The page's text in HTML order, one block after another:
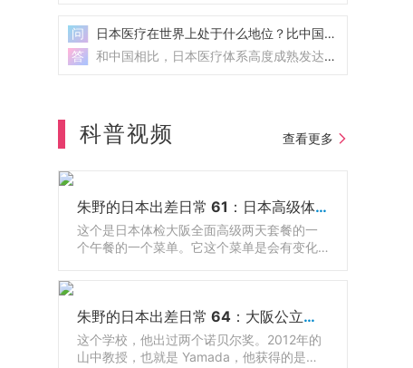
问
日本医疗在世界上处于什么地位？比中国好多少？
答
和中国相比，日本医疗体系高度成熟发达。不仅仅是医院系统，还涉及了与之相关的政府部门、研究机构、企业等...
科普视频 查看更多
朱野的日本出差日常 61：日本高级体检配套餐食
这个是日本体检大阪全面高级两天套餐的一
个午餐的一个菜单。它这个菜单是会有变化
选的。
朱野的日本出差日常 64：大阪公立大学医学院和附属医院
这个学校，他出过两个诺贝尔奖。2012年的
山中教授，也就是 Yamada，他获得的是诺